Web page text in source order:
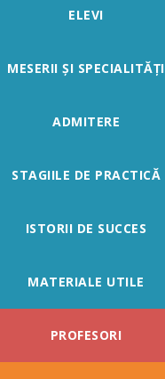
ELEVI
MESERII ȘI SPECIALITĂȚI
ADMITERE
STAGIILE DE PRACTICĂ
ISTORII DE SUCCES
MATERIALE UTILE
PROFESORI